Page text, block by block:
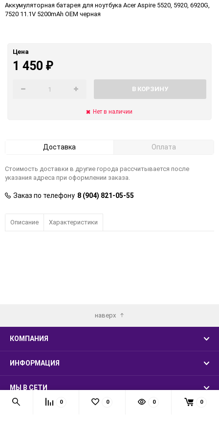
Аккумуляторная батарея для ноутбука Acer Aspire 5520, 5920, 6920G,
7520 11.1V 5200mAh OEM черная
Цена
1 450 ₽
В КОРЗИНУ
Нет в наличии
Доставка Оплата
Стоимость доставки в другие города рассчитывается после
указания адреса при оформлении заказа.
Заказ по телефону 8 (904) 821-05-55
Описание Характеристики
наверх
КОМПАНИЯ
ИНФОРМАЦИЯ
МЫ В СЕТИ
0 0 0 0